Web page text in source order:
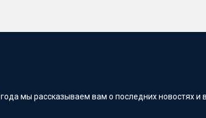
мы рассказываем вам о последних новостях и